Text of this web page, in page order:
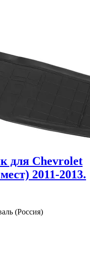
для Chevrolet
2011-2013.
(Россия)